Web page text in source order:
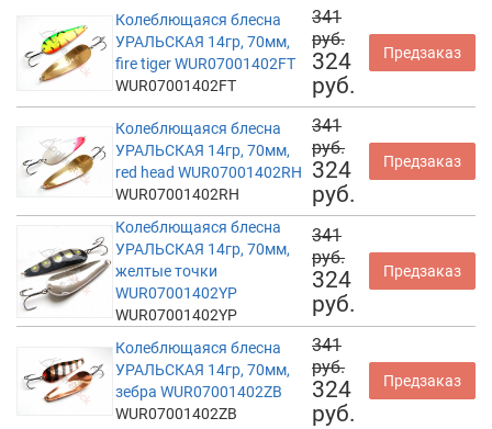
Колеблющаяся блесна
УРАЛЬСКАЯ 14гр, 70мм,
fire tiger WUR07001402FT
WUR07001402FT
341
руб.
324
руб.
Предзаказ
Колеблющаяся блесна
УРАЛЬСКАЯ 14гр, 70мм,
red head WUR07001402RH
WUR07001402RH
341
руб.
324
руб.
Предзаказ
Колеблющаяся блесна
УРАЛЬСКАЯ 14гр, 70мм,
желтые точки
WUR07001402YP
WUR07001402YP
341
руб.
324
руб.
Предзаказ
Колеблющаяся блесна
УРАЛЬСКАЯ 14гр, 70мм,
зебра WUR07001402ZB
WUR07001402ZB
341
руб.
324
руб.
Предзаказ